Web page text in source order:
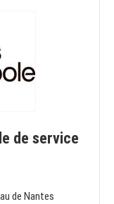
de service
de Nantes